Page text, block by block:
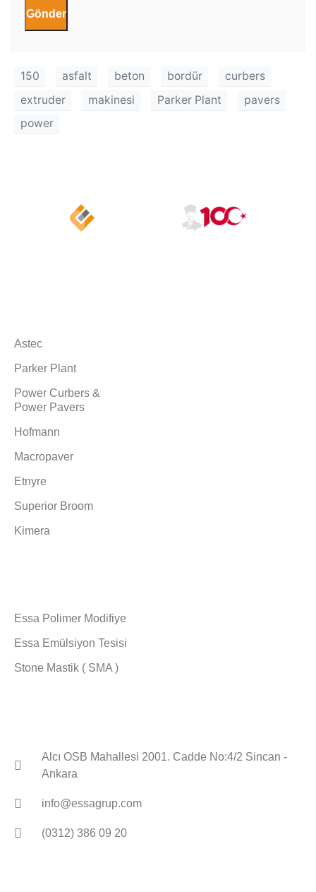
150 asfalt beton bordür
curbers
extruder
makinesi Parker Plant
pavers
power
Astec
Parker Plant
Power Curbers &
Power Pavers
Hofmann
Macropaver
Etnyre
Superior Broom
Kimera
Essa Polimer Modifiye
Essa Emülsiyon Tesisi
Stone Mastik ( SMA )
Alcı OSB Mahallesi 2001. Cadde No:4/2 Sincan -
Ankara
info@essagrup.com
(0312) 386 09 20